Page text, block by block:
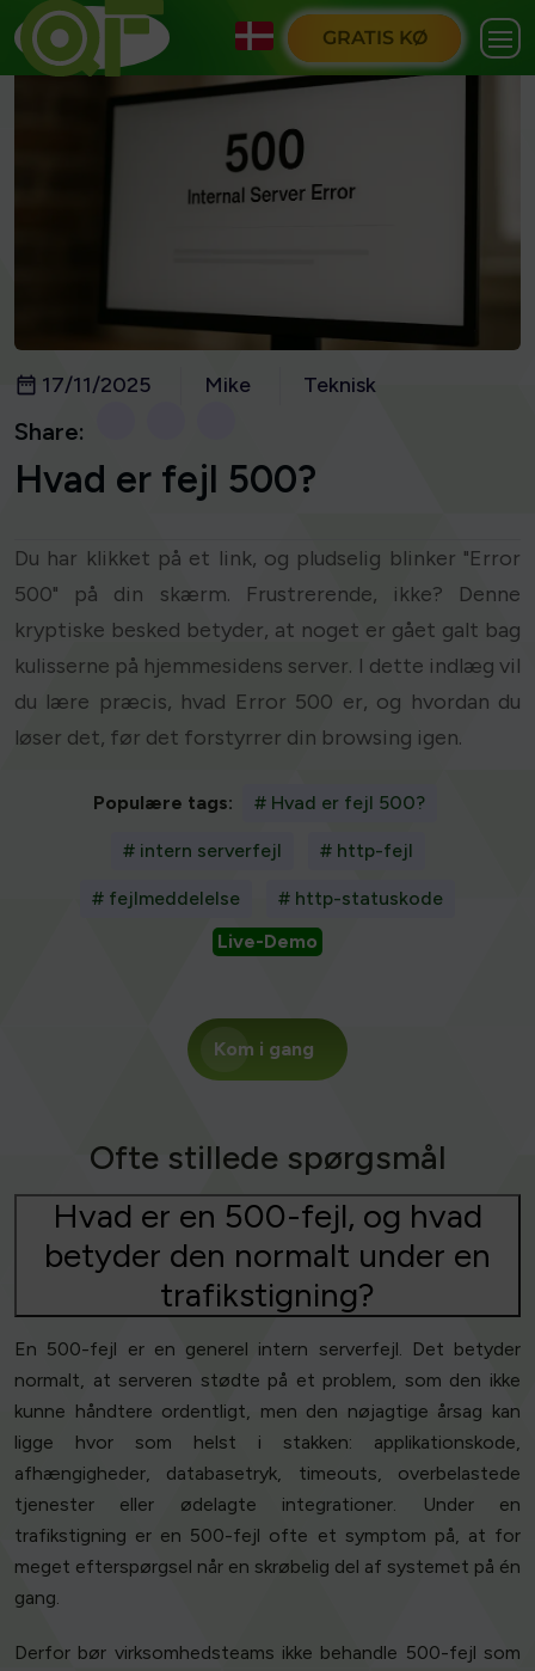
GRATIS KØ
17/11/2025 Mike Teknisk
Share:
Hvad er fejl 500?
Du har klikket på et link, og pludselig blinker "Error
500" på din skærm. Frustrerende, ikke? Denne
kryptiske besked betyder, at noget er gået galt bag
kulisserne på hjemmesidens server. I dette indlæg vil
du lære præcis, hvad Error 500 er, og hvordan du
løser det, før det forstyrrer din browsing igen.
Populære tags: # Hvad er fejl 500?
# intern serverfejl # http-fejl
# fejlmeddelelse
# http-statuskode
Live-Demo
Kom i gang
Ofte stillede spørgsmål
Hvad er en 500-fejl, og hvad
betyder den normalt under en
trafikstigning?
En 500-fejl er en generel intern serverfejl. Det betyder
normalt, at serveren stødte på et problem, som den ikke
kunne håndtere ordentligt, men den nøjagtige årsag kan
ligge hvor som helst i stakken: applikationskode,
afhængigheder, databasetryk, timeouts, overbelastede
tjenester eller ødelagte integrationer. Under en
trafikstigning er en 500-fejl ofte et symptom på, at for
meget efterspørgsel når en skrøbelig del af systemet på én
gang.
Derfor bør virksomhedsteams ikke behandle 500-fejl som